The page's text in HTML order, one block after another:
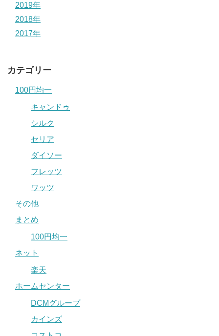
2019年
2018年
2017年
カテゴリー
100円均一
キャンドゥ
シルク
セリア
ダイソー
フレッツ
ワッツ
その他
まとめ
100円均一
ネット
楽天
ホームセンター
DCMグループ
カインズ